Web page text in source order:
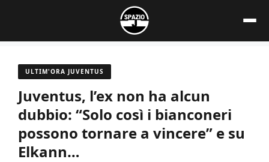
contenuto
ULTIM'ORA JUVENTUS
Juventus, l’ex non ha alcun
dubbio: “Solo così i bianconeri
possono tornare a vincere” e su
Elkann…